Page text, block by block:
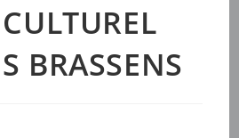
BRASSENS